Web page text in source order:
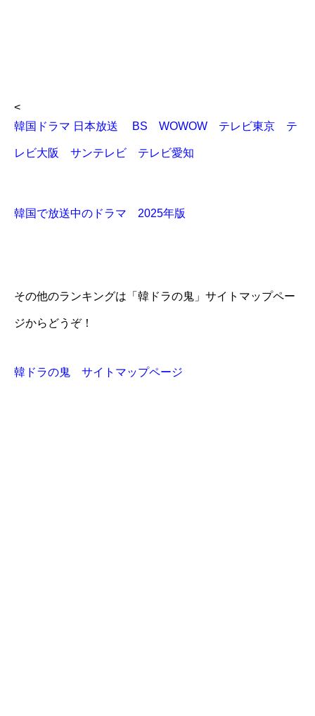
<
韓国ドラマ 日本放送 BS WOWOW テレビ東京 テ
レビ大阪 サンテレビ テレビ愛知
韓国で放送中のドラマ 2025年版
その他のランキングは「韓ドラの鬼」サイトマップペー
ジからどうぞ！
韓ドラの鬼 サイトマップページ